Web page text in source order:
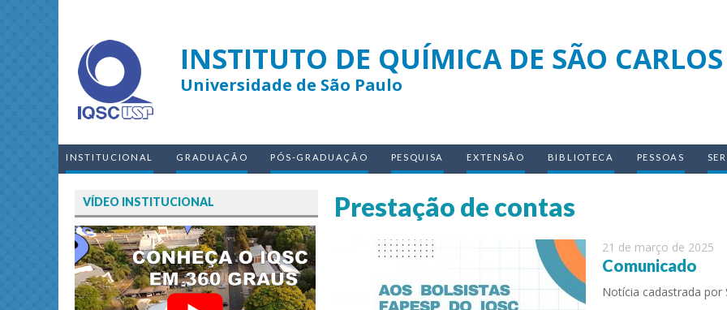
INSTITUTO DE QUÍMICA DE SÃO CARLOS
Universidade de São Paulo
INSTITUCIONAL GRADUAÇÃO PÓS-GRADUAÇÃO PESQUISA EXTENSÃO BIBLIOTECA PESSOAS
Prestação de contas
21 de março de 2025
Comunicado
Notícia cadastrada por
VÍDEO INSTITUCIONAL